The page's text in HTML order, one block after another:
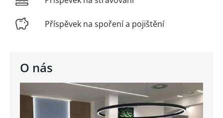
O nás
Příspěvek na spoření a pojištění